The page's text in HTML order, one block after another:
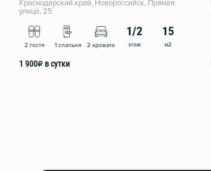
Краснодарский край, Новороссийск, Прямая
улица, 25
2 гостя 1 спальня 2 кровати
1/2
этаж
15
м2
1 900₽ в сутки